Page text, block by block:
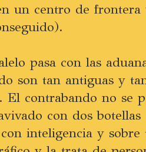
un centro de
pasa con las
son tan antiguas y
El contrabando no se
con dos
inteligencia y sobre